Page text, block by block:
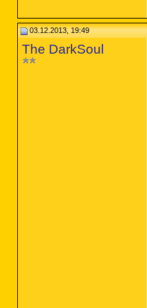
03.12.2013, 19:49
The DarkSoul